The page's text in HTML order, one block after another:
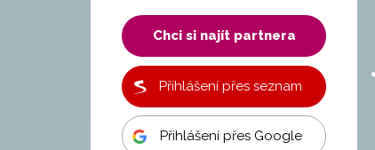
Chci si najít partnera
Přihlášení přes seznam
Přihlášení přes Google